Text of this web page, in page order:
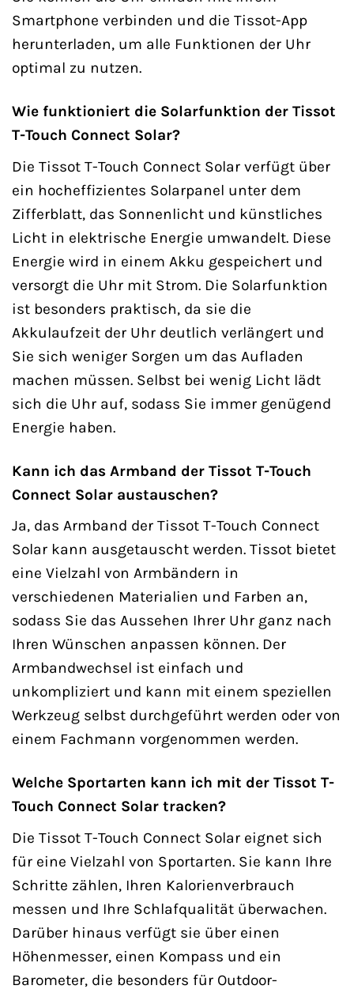
Smartphone verbinden und die Tissot-App
herunterladen, um alle Funktionen der Uhr
optimal zu nutzen.
Wie funktioniert die Solarfunktion der Tissot
T-Touch Connect Solar?
Die Tissot T-Touch Connect Solar verfügt über
ein hocheffizientes Solarpanel unter dem
Zifferblatt, das Sonnenlicht und künstliches
Licht in elektrische Energie umwandelt. Diese
Energie wird in einem Akku gespeichert und
versorgt die Uhr mit Strom. Die Solarfunktion
ist besonders praktisch, da sie die
Akkulaufzeit der Uhr deutlich verlängert und
Sie sich weniger Sorgen um das Aufladen
machen müssen. Selbst bei wenig Licht lädt
sich die Uhr auf, sodass Sie immer genügend
Energie haben.
Kann ich das Armband der Tissot T-Touch
Connect Solar austauschen?
Ja, das Armband der Tissot T-Touch Connect
Solar kann ausgetauscht werden. Tissot bietet
eine Vielzahl von Armbändern in
verschiedenen Materialien und Farben an,
sodass Sie das Aussehen Ihrer Uhr ganz nach
Ihren Wünschen anpassen können. Der
Armbandwechsel ist einfach und
unkompliziert und kann mit einem speziellen
Werkzeug selbst durchgeführt werden oder von
einem Fachmann vorgenommen werden.
Welche Sportarten kann ich mit der Tissot T-
Touch Connect Solar tracken?
Die Tissot T-Touch Connect Solar eignet sich
für eine Vielzahl von Sportarten. Sie kann Ihre
Schritte zählen, Ihren Kalorienverbrauch
messen und Ihre Schlafqualität überwachen.
Darüber hinaus verfügt sie über einen
Höhenmesser, einen Kompass und ein
Barometer, die besonders für Outdoor-